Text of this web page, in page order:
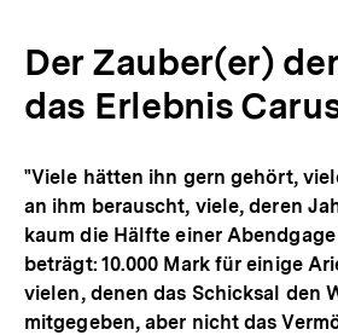
Der Zauber(er)
das Erlebnis
"Viele hätten ihn gern gehört,
an ihm berauscht, viele, deren
kaum die Hälfte einer
beträgt: 10.000 Mark für einige
vielen, denen das Schicksal den
mitgegeben, aber nicht das